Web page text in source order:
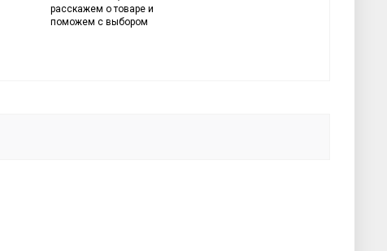
расскажем о товаре и
поможем с выбором